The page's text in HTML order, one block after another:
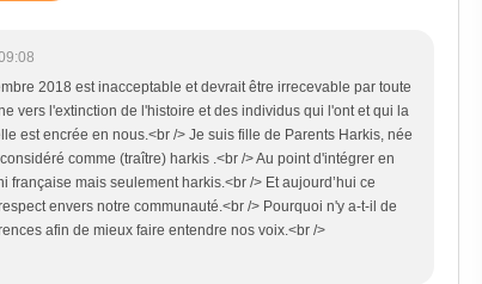
2018 est inacceptable et devrait être irrecevable par toute
vers l'extinction de l'histoire et des individus qui l'ont et qui la
est encrée en nous.<br /> Je suis fille de Parents Harkis, née
comme (traître) harkis .<br /> Au point d'intégrer en
française mais seulement harkis.<br /> Et aujourd’hui ce
envers notre communauté.<br /> Pourquoi n'y a-t-il de
afin de mieux faire entendre nos voix.<br />